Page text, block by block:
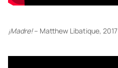
¡Madre!– Matthew Libatique, 2017